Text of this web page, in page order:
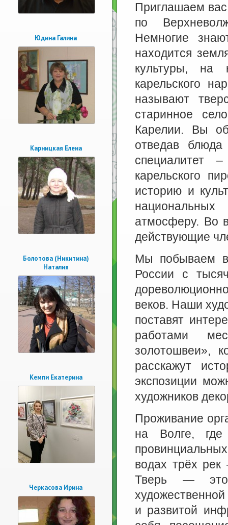
Юдина Галина
Карницкая Елена
Болотова (Никитина)
Наталия
Кемпи Екатерина
Черкасова Ирина
Приглашаем вас
по
Немногие
находится
культуры, на
карельского
называют
старинное
Карелии. Вы
отведав
специалитет
карельского
историю и
атмосферу. Во
действующие
Мы побываем в
России с
веков. Наши
поставят
работами
золотошвеи»,
расскажут
экспозиции
художников
Проживание
на Волге, где
водах трёх рек
Тверь — это
и развитой